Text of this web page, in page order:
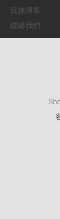
玩錶博客
聯絡我們